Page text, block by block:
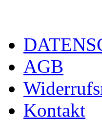
AGB
Kontakt